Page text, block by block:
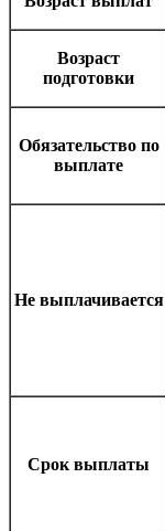
Возраст
подготовки
Обязательство по
выплате
Не выплачивается
Срок выплаты